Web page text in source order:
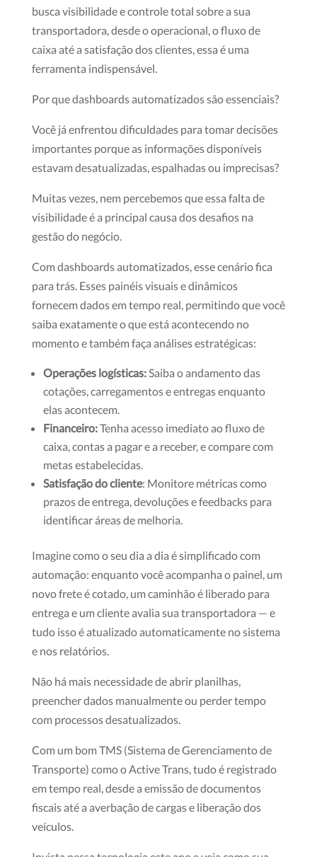
busca visibilidade e controle total sobre a sua
transportadora, desde o operacional, o fluxo de
caixa até a satisfação dos clientes, essa é uma
ferramenta indispensável.
Por que dashboards automatizados são essenciais?
Você já enfrentou dificuldades para tomar decisões
importantes porque as informações disponíveis
estavam desatualizadas, espalhadas ou imprecisas?
Muitas vezes, nem percebemos que essa falta de
visibilidade é a principal causa dos desafios na
gestão do negócio.
Com dashboards automatizados, esse cenário fica
para trás. Esses painéis visuais e dinâmicos
fornecem dados em tempo real, permitindo que você
saiba exatamente o que está acontecendo no
momento e também faça análises estratégicas:
Operações logísticas:Saiba o andamento das
cotações, carregamentos e entregas enquanto
elas acontecem.
Financeiro:Tenha acesso imediato ao fluxo de
caixa, contas a pagar e a receber, e compare com
metas estabelecidas.
Satisfação do cliente: Monitore métricas como
prazos de entrega, devoluções e feedbacks para
identificar áreas de melhoria.
Imagine como o seu dia a dia é simplificado com
automação: enquanto você acompanha o painel, um
novo frete é cotado, um caminhão é liberado para
entrega e um cliente avalia sua transportadora — e
tudo isso é atualizado automaticamente no sistema
e nos relatórios.
Não há mais necessidade de abrir planilhas,
preencher dados manualmente ou perder tempo
com processos desatualizados.
Com um bom TMS (Sistema de Gerenciamento de
Transporte) como o Active Trans, tudo é registrado
em tempo real, desde a emissão de documentos
fiscais até a averbação de cargas e liberação dos
veículos.